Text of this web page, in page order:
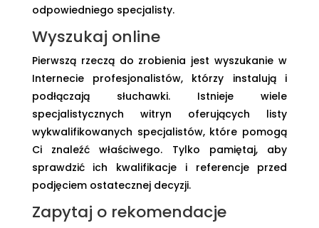
odpowiedniego specjalisty.
Wyszukaj online
Pierwszą rzeczą do zrobienia jest wyszukanie w
Internecie profesjonalistów, którzy instalują i
podłączają słuchawki. Istnieje wiele
specjalistycznych witryn oferujących listy
wykwalifikowanych specjalistów, które pomogą
Ci znaleźć właściwego. Tylko pamiętaj, aby
sprawdzić ich kwalifikacje i referencje przed
podjęciem ostatecznej decyzji.
Zapytaj o rekomendacje